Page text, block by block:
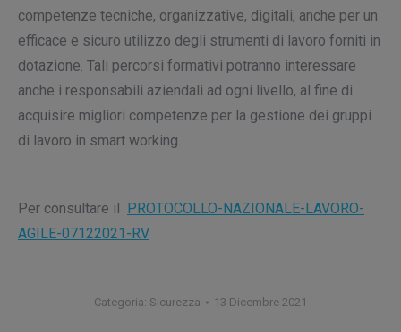
competenze tecniche, organizzative, digitali, anche per un
efficace e sicuro utilizzo degli strumenti di lavoro forniti in
dotazione. Tali percorsi formativi potranno interessare
anche i responsabili aziendali ad ogni livello, al fine di
acquisire migliori competenze per la gestione dei gruppi
di lavoro in smart working.
Per consultare il PROTOCOLLO-NAZIONALE-LAVORO-
AGILE-07122021-RV
Categoria: Sicurezza 13 Dicembre 2021